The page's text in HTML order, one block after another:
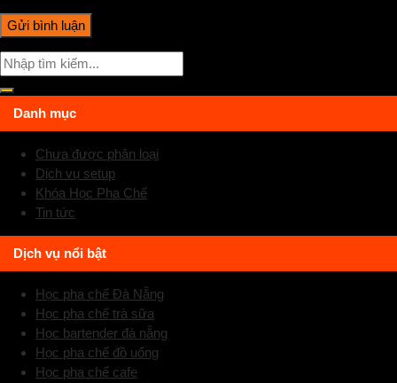
Danh mục
Chưa được phân loại
Dịch vụ setup
Khóa Học Pha Chế
Tin tức
Dịch vụ nổi bật
Học pha chế Đà Nẵng
Học pha chế trà sữa
Học bartender đà nẵng
Học pha chế đồ uống
Học pha chế cafe